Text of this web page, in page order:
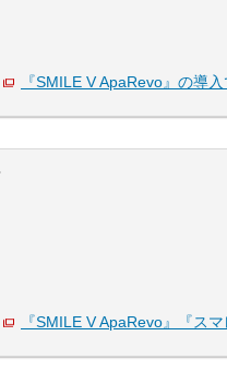
『SMILE V ApaRevo』の導
『SMILE V ApaRevo』『ス